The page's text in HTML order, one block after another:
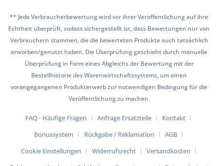
** Jede Verbraucherbewertung wird vor ihrer Veröffentlichung auf ihre
Echtheit überprüft, sodass sichergestellt ist, dass Bewertungen nur von
Verbrauchern stammen, die die bewerteten Produkte auch tatsächlich
erworben/genutzt haben. Die Überprüfung geschieht durch manuelle
Überprüfung in Form eines Abgleichs der Bewertung mit der
Bestellhistorie des Warenwirtschaftssystems, um einen
vorangegangenen Produkterwerb zur notwendigen Bedingung für die
Veröffentlichung zu machen.
FAQ - Häufige Fragen Anfrage Ersatzteile
Kontakt
Bonussystem
Rückgabe / Reklamation
AGB
Cookie Einstellungen
Widerrufsrecht
Versandkosten